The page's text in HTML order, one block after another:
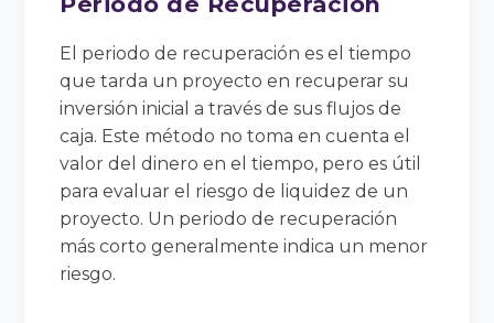
El periodo de recuperación es el tiempo
que tarda un proyecto en recuperar su
inversión inicial a través de sus flujos de
caja. Este método no toma en cuenta el
valor del dinero en el tiempo, pero es útil
para evaluar el riesgo de liquidez de un
proyecto. Un periodo de recuperación
más corto generalmente indica un menor
riesgo.